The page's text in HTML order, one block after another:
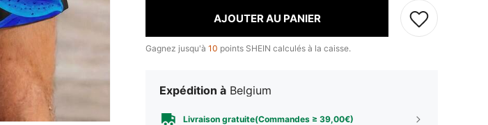
AJOUTER AU PANIER
Gagnez jusqu'à 10 points SHEIN calculés à la caisse.
Expédition à Belgium
Livraison gratuite(Commandes ≥ 39,00€)